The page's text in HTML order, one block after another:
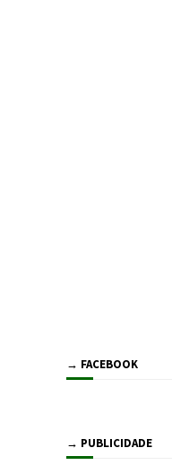
→ FACEBOOK
→ PUBLICIDADE